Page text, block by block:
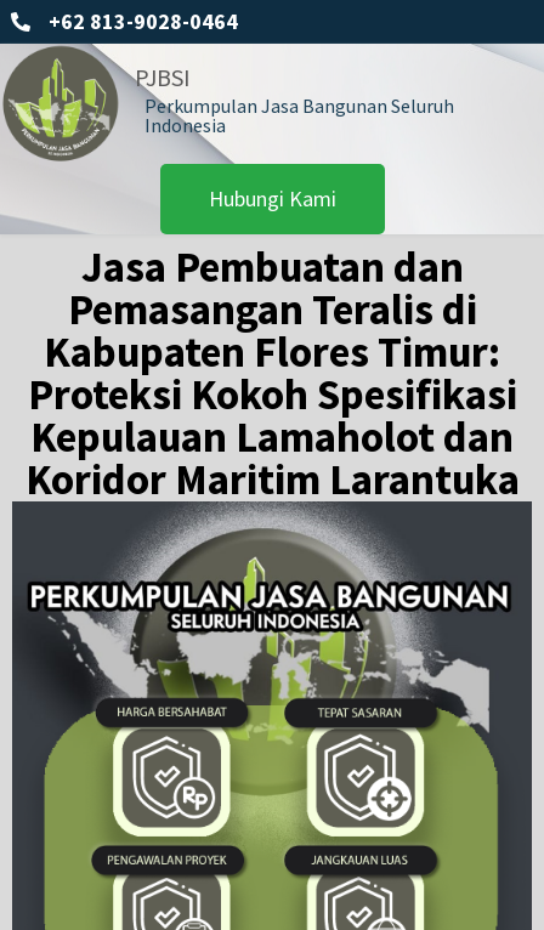
+62 813-9028-0464
PJBSI
Perkumpulan Jasa Bangunan Seluruh
Indonesia
Hubungi Kami
Jasa Pembuatan dan
Pemasangan Teralis di
Kabupaten Flores Timur:
Proteksi Kokoh Spesifikasi
Kepulauan Lamaholot dan
Koridor Maritim Larantuka